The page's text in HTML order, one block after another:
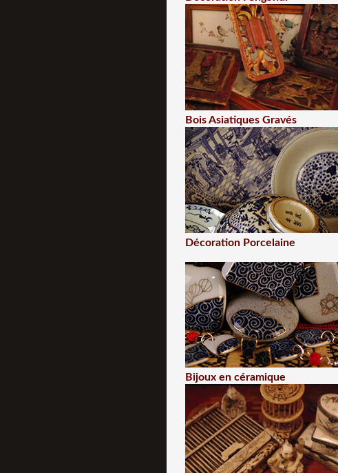
Bois Asiatiques Gravés
Décoration Porcelaine
Bijoux en céramique